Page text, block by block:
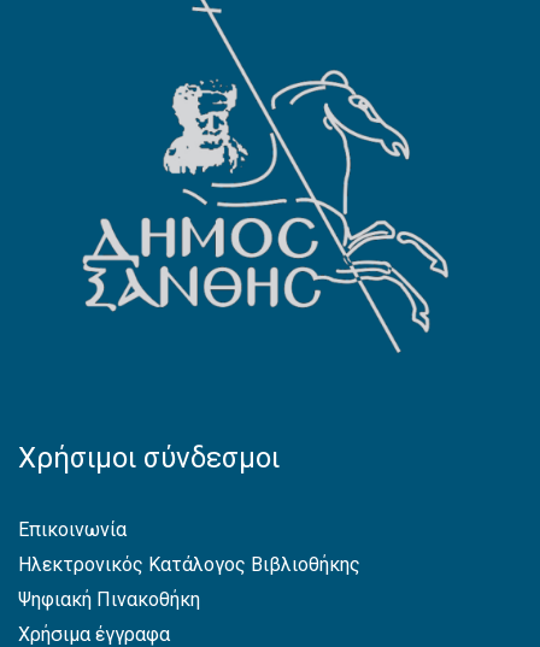
Χρήσιμοι σύνδεσμοι
Επικοινωνία
Ηλεκτρονικός Κατάλογος Βιβλιοθήκης
Ψηφιακή Πινακοθήκη
Χρήσιμα έγγραφα